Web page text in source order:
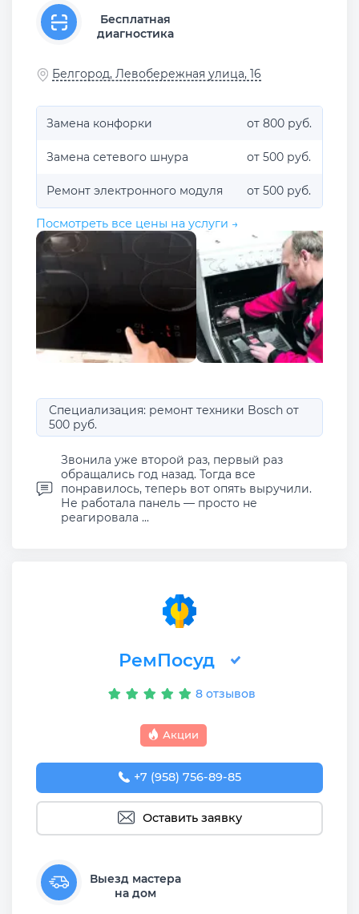
Бесплатная
диагностика
Белгород, Левобережная улица, 16
Замена конфорки от 800 руб.
Замена сетевого шнура от 500 руб.
Ремонт электронного модуля от 500 руб.
Посмотреть все цены на услуги →
Специализация: ремонт техники Bosch от
500 руб.
Звонила уже второй раз, первый раз
обращались год назад. Тогда все
понравилось, теперь вот опять выручили.
Не работала панель — просто не
реагировала ...
РемПосуд
8 отзывов
Акции
+7 (958) 756-89-85
Оставить заявку
Выезд мастера
на дом